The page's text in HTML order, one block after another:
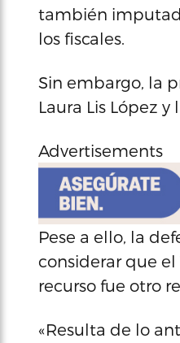
también
los fiscales.
Sin embargo, la
Laura Lis López
Advertisements
Pese a ello, la
considerar que
recurso fue otro
«Resulta de lo